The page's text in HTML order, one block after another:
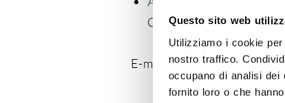
Questo sito web
Utilizziamo i cookie
nostro traffico.
occupano di analisi dei
fornito loro o che
Componente OdV
E-mail: